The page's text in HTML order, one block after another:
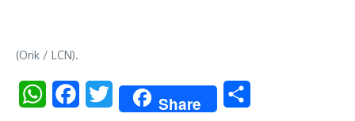
(Orik / LCN).
WhatsAppFacebookTwitter Share